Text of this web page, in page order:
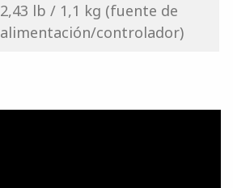
2,43 lb / 1,1 kg (fuente de
alimentación/controlador)